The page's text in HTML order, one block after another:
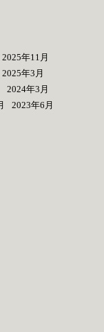
2025年11月
2025年3月
2024年3月
2023年6月